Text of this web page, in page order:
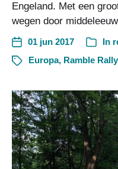
Engeland. Met een
wegen door
01 jun 2017 In
Europa, Ramble Rally